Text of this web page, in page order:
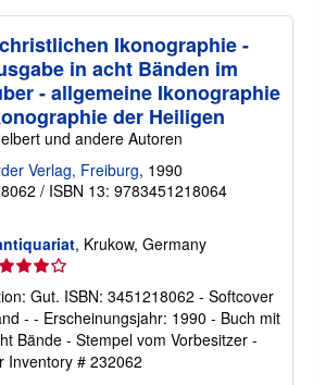
Ikonographie -
in acht Bänden im
- allgemeine Ikonographie
der Heiligen
und andere Autoren
Verlag, Freiburg, 1990
/ ISBN 13: 9783451218064
, Krukow, Germany
Gut. ISBN: 3451218062 - Softcover
- - Erscheinungsjahr: 1990 - Buch mit
Bände - Stempel vom Vorbesitzer -
Inventory # 232062